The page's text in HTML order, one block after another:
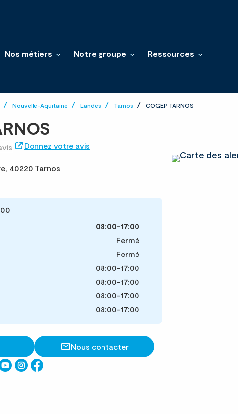
Nos métiers Notre groupe Ressources
Nouvelle-Aquitaine Landes Tarnos COGEP TARNOS
Donnez votre avis
40220 Tarnos
08:00-17:00
Fermé
Fermé
08:00-17:00
08:00-17:00
08:00-17:00
08:00-17:00
Nous contacter